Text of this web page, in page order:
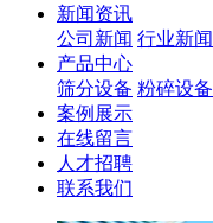
新闻资讯
公司新闻 行业新闻
产品中心
筛分设备 粉碎设备
案例展示
在线留言
人才招聘
联系我们